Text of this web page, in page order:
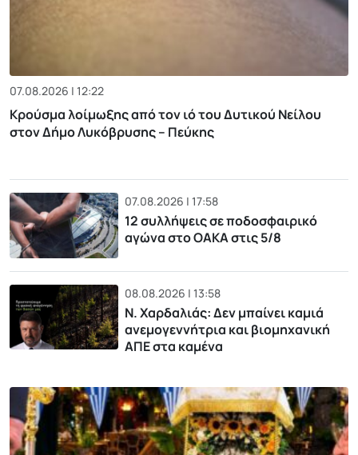
07.08.2026 | 12:22
Κρούσμα λοίμωξης από τον ιό του Δυτικού Νείλου
στον Δήμο Λυκόβρυσης – Πεύκης
07.08.2026 | 17:58
12 συλλήψεις σε ποδοσφαιρικό
αγώνα στο ΟΑΚΑ στις 5/8
08.08.2026 | 13:58
Ν. Χαρδαλιάς: Δεν μπαίνει καμιά
ανεμογεννήτρια και βιομηχανική
ΑΠΕ στα καμένα